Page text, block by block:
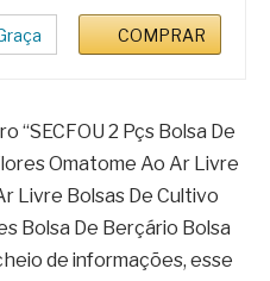
COMPRAR
“SECFOU 2 Pçs Bolsa De
Omatome Ao Ar Livre
Livre Bolsas De Cultivo
Bolsa De Berçário Bolsa
de informações, esse